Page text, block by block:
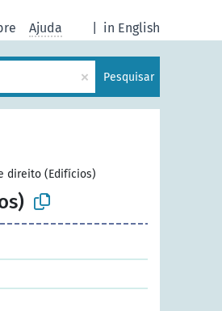
in English
Ajuda
× Pesquisar
direito (Edifícios)